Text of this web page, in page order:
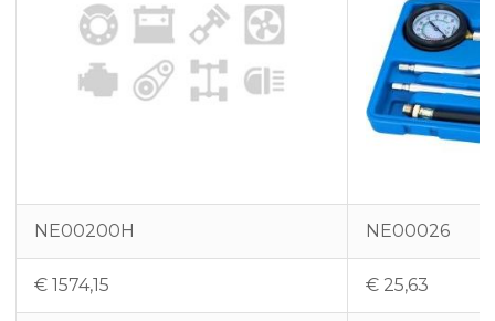
NE00200H NE00026
€ 1574,15 € 25,63